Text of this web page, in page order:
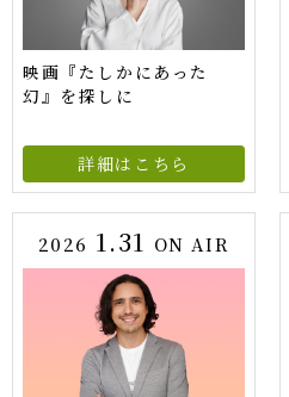
映画『たしかにあった
幻』を探しに
詳細はこちら
2026 1.31 ON AIR